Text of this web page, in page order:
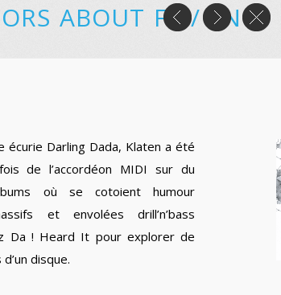
ABOUT FR/EN
écurie Darling Dada, Klaten a été
de l’accordéon MIDI sur du
où se cotoient humour
et envolées drill’n’bass
Da ! Heard It pour explorer de
disque.